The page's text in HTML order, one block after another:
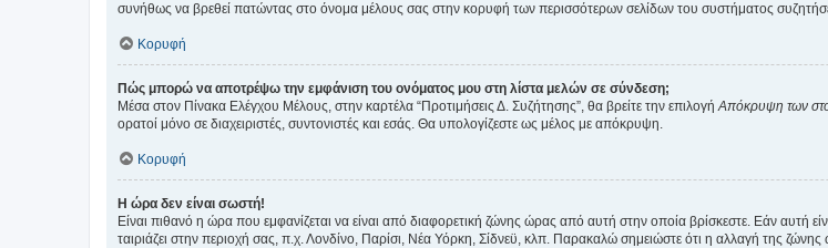
συνήθως να βρεθεί πατώντας στο όνομα μέλους σας στην κορυφή των περισσότερων σελίδων του συστήματος
Κορυφή
Πώς μπορώ να αποτρέψω την εμφάνιση του ονόματος μου στη λίστα μελών σε σύνδεση;
Μέσα στον Πίνακα Ελέγχου Μέλους, στην καρτέλα “Προτιμήσεις Δ. Συζήτησης”, θα βρείτε την επιλογήΑπόκρυψη των
ορατοί μόνο σε διαχειριστές, συντονιστές και εσάς. Θα υπολογίζεστε ως μέλος με απόκρυψη.
Κορυφή
Η ώρα δεν είναι σωστή!
Είναι πιθανό η ώρα που εμφανίζεται να είναι από διαφορετική ζώνης ώρας από αυτή στην οποία βρίσκεστε. Εάν αυτή
ταιριάζει στην περιοχή σας, π.χ. Λονδίνο, Παρίσι, Νέα Υόρκη, Σίδνεϋ, κλπ. Παρακαλώ σημειώστε ότι η αλλαγή της